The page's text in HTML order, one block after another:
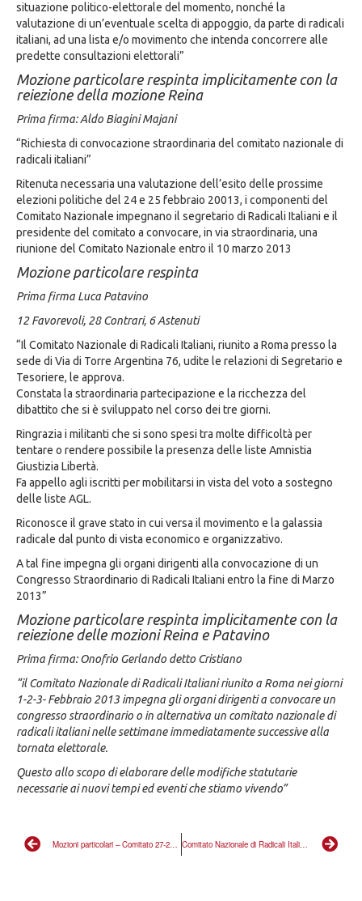
Comitato Nazionale di Radicali Italiani: la mozione generale approvata
situazione politico-elettorale del momento, nonché la
valutazione di un’eventuale scelta di appoggio, da parte di radicali
italiani, ad una lista e/o movimento che intenda concorrere alle
predette consultazioni elettorali”
Mozione particolare respinta implicitamente con la
reiezione della mozione Reina
Prima firma: Aldo Biagini Majani
“Richiesta di convocazione straordinaria del comitato nazionale di
radicali italiani”
Ritenuta necessaria una valutazione dell’esito delle prossime
elezioni politiche del 24 e 25 febbraio 20013, i componenti del
Comitato Nazionale impegnano il segretario di Radicali Italiani e il
presidente del comitato a convocare, in via straordinaria, una
riunione del Comitato Nazionale entro il 10 marzo 2013
Mozione particolare respinta
Prima firma Luca Patavino
12 Favorevoli, 28 Contrari, 6 Astenuti
“Il Comitato Nazionale di Radicali Italiani, riunito a Roma presso la
sede di Via di Torre Argentina 76, udite le relazioni di Segretario e
Tesoriere, le approva.
Constata la straordinaria partecipazione e la ricchezza del
dibattito che si è sviluppato nel corso dei tre giorni.
Ringrazia i militanti che si sono spesi tra molte difficoltà per
tentare o rendere possibile la presenza delle liste Amnistia
Giustizia Libertà.
Fa appello agli iscritti per mobilitarsi in vista del voto a sostegno
delle liste AGL.
Riconosce il grave stato in cui versa il movimento e la galassia
radicale dal punto di vista economico e organizzativo.
A tal fine impegna gli organi dirigenti alla convocazione di un
Congresso Straordinario di Radicali Italiani entro la fine di Marzo
2013”
Mozione particolare respinta implicitamente con la
reiezione delle mozioni Reina e Patavino
Prima firma: Onofrio Gerlando detto Cristiano
“il Comitato Nazionale di Radicali Italiani riunito a Roma nei giorni
1-2-3- Febbraio 2013 impegna gli organi dirigenti a convocare un
congresso straordinario o in alternativa un comitato nazionale di
radicali italiani nelle settimane immediatamente successive alla
tornata elettorale.
Questo allo scopo di elaborare delle modifiche statutarie
necessarie ai nuovi tempi ed eventi che stiamo vivendo”